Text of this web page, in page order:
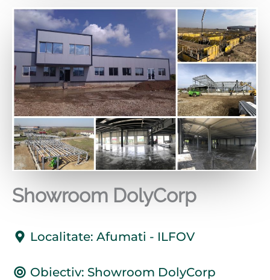
Showroom DolyCorp
Localitate: Afumati - ILFOV
Obiectiv: Showroom DolyCorp